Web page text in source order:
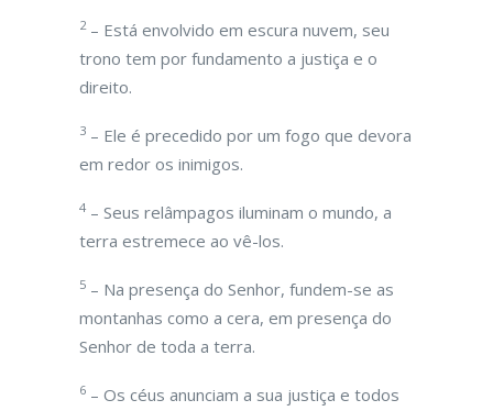
2– Está envolvido em escura nuvem, seu
trono tem por fundamento a justiça e o
direito.
3 – Ele é precedido por um fogo que devora
em redor os inimigos.
4 – Seus relâmpagos iluminam o mundo, a
terra estremece ao vê-los.
5 – Na presença do Senhor, fundem-se as
montanhas como a cera, em presença do
Senhor de toda a terra.
6 – Os céus anunciam a sua justiça e todos